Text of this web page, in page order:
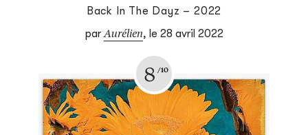
Back In The Dayz – 2022
parAurélien, le 28 avril 2022
8